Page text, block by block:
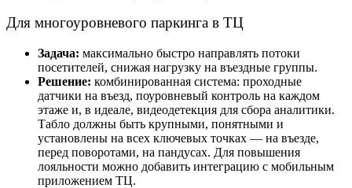
Для многоуровневого паркинга в ТЦ
Задача: максимально быстро направлять потоки
посетителей, снижая нагрузку на въездные группы.
Решение: комбинированная система: проходные
датчики на въезд, поуровневый контроль на каждом
этаже и, в идеале, видеодетекция для сбора аналитики.
Табло должны быть крупными, понятными и
установлены на всех ключевых точках — на въезде,
перед поворотами, на пандусах. Для повышения
лояльности можно добавить интеграцию с мобильным
приложением ТЦ.